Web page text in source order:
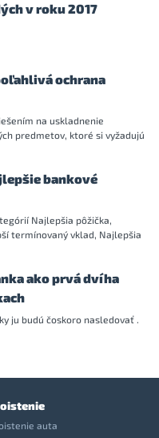
v roku 2017
ochrana
na uskladnenie
predmetov, ktoré si vyžadujú
bankové
Najlepšia pôžička,
termínovaný vklad, Najlepšia
ako prvá dvíha
ju budú čoskoro nasledovať .
auta